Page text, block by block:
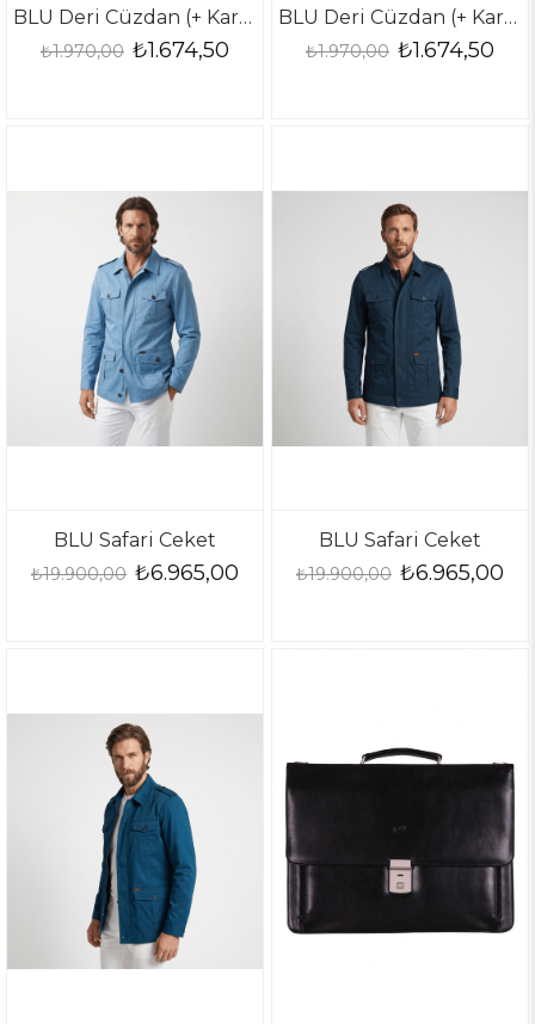
BLU Deri Cüzdan (+ Kartlık )
₺1.674,50
₺1.970,00
BLU Deri Cüzdan (+ Kartlık )
₺1.674,50
₺1.970,00
BLU Safari Ceket
₺6.965,00
₺19.900,00
BLU Safari Ceket
₺6.965,00
₺19.900,00